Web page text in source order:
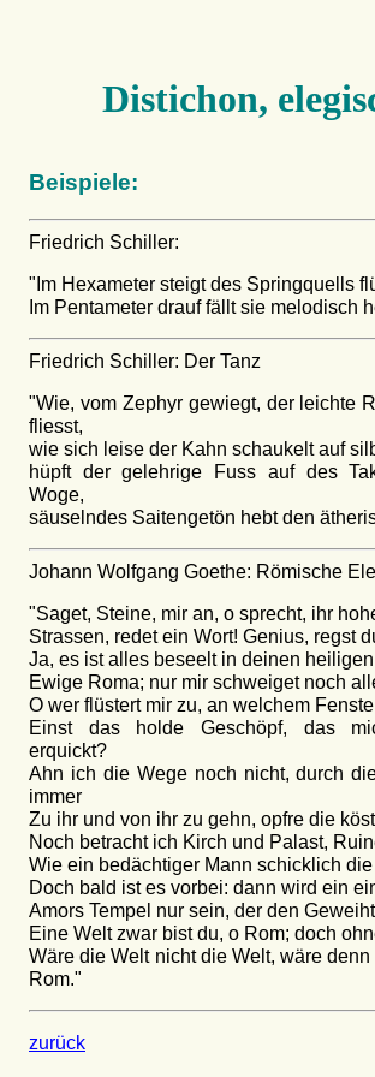
Distichon,
Beispiele:
Friedrich Schiller:
"Im Hexameter steigt des Springquells
Im Pentameter drauf fällt sie melodisch
Friedrich Schiller: Der Tanz
"Wie, vom Zephyr gewiegt, der leichte
fliesst,
wie sich leise der Kahn schaukelt auf
hüpft der gelehrige Fuss auf des
Woge,
säuselndes Saitengetön hebt den
Johann Wolfgang Goethe: Römische
"Saget, Steine, mir an, o sprecht, ihr
Strassen, redet ein Wort! Genius, regst
Ja, es ist alles beseelt in deinen
Ewige Roma; nur mir schweiget noch
O wer flüstert mir zu, an welchem
Einst das holde Geschöpf, das
erquickt?
Ahn ich die Wege noch nicht, durch
immer
Zu ihr und von ihr zu gehn, opfre die
Noch betracht ich Kirch und Palast,
Wie ein bedächtiger Mann schicklich
Doch bald ist es vorbei: dann wird ein
Amors Tempel nur sein, der den
Eine Welt zwar bist du, o Rom; doch
Wäre die Welt nicht die Welt, wäre
Rom."
zurück